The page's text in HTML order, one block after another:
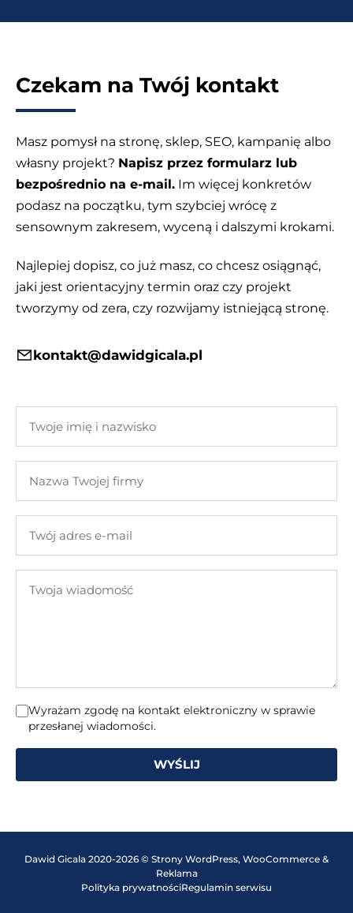
Czekam na Twój kontakt
Masz pomysł na stronę, sklep, SEO, kampanię albo
własny projekt? Napisz przez formularz lub
bezpośrednio na e-mail. Im więcej konkretów
podasz na początku, tym szybciej wrócę z
sensownym zakresem, wyceną i dalszymi krokami.
Najlepiej dopisz, co już masz, co chcesz osiągnąć,
jaki jest orientacyjny termin oraz czy projekt
tworzymy od zera, czy rozwijamy istniejącą stronę.
kontakt@dawidgicala.pl
imię
nazwisko
Twojej
adres
mail
wiadomość
Wyrażam zgodę na kontakt elektroniczny w sprawie
przesłanej wiadomości.
WYŚLIJ
Dawid Gicala 2020-2026 © Strony WordPress, WooCommerce &
Reklama
Polityka prywatnościRegulamin serwisu